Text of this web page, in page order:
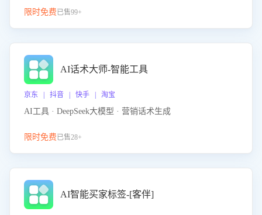
限时免费已售99+
AI话术大师-智能工具
京东 | 抖音 | 快手 | 淘宝
AI工具 · DeepSeek大模型 · 营销话术生成
限时免费已售28+
AI智能买家标签-[客伴]